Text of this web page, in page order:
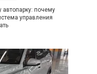
автопарку: почему
управления